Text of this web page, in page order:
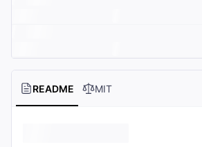
README MIT